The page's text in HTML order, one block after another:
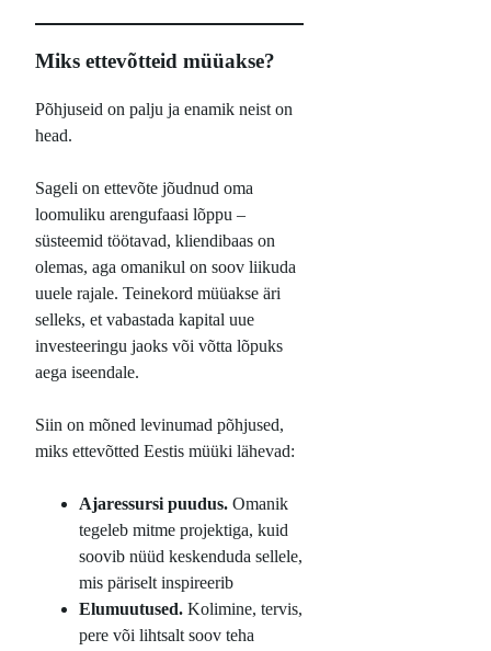
Miks ettevõtteid müüakse?
Põhjuseid on palju ja enamik neist on
head.
Sageli on ettevõte jõudnud oma
loomuliku arengufaasi lõppu –
süsteemid töötavad, kliendibaas on
olemas, aga omanikul on soov liikuda
uuele rajale. Teinekord müüakse äri
selleks, et vabastada kapital uue
investeeringu jaoks või võtta lõpuks
aega iseendale.
Siin on mõned levinumad põhjused,
miks ettevõtted Eestis müüki lähevad:
Ajaressursi puudus. Omanik
tegeleb mitme projektiga, kuid
soovib nüüd keskenduda sellele,
mis päriselt inspireerib
Elumuutused. Kolimine, tervis,
pere või lihtsalt soov teha